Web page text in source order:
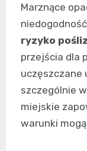
Marznące
ryzyko
przejścia dla
uczęszczane
szczególnie
miejskie
warunki